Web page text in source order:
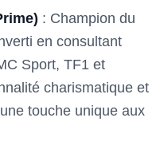
: Champion du
en consultant
Sport, TF1 et
charismatique et
touche unique aux